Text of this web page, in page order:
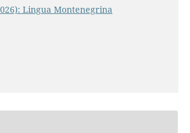
Lingua Montenegrina